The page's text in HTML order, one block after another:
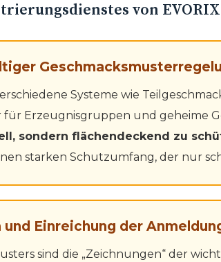
von EVORIX
Systeme wie
für Erzeugnisgruppen und geheime
sondern flächendeckend zu
starken Schutzumfang, der nur
Einreichung der
sind die „Zeichnungen“ der